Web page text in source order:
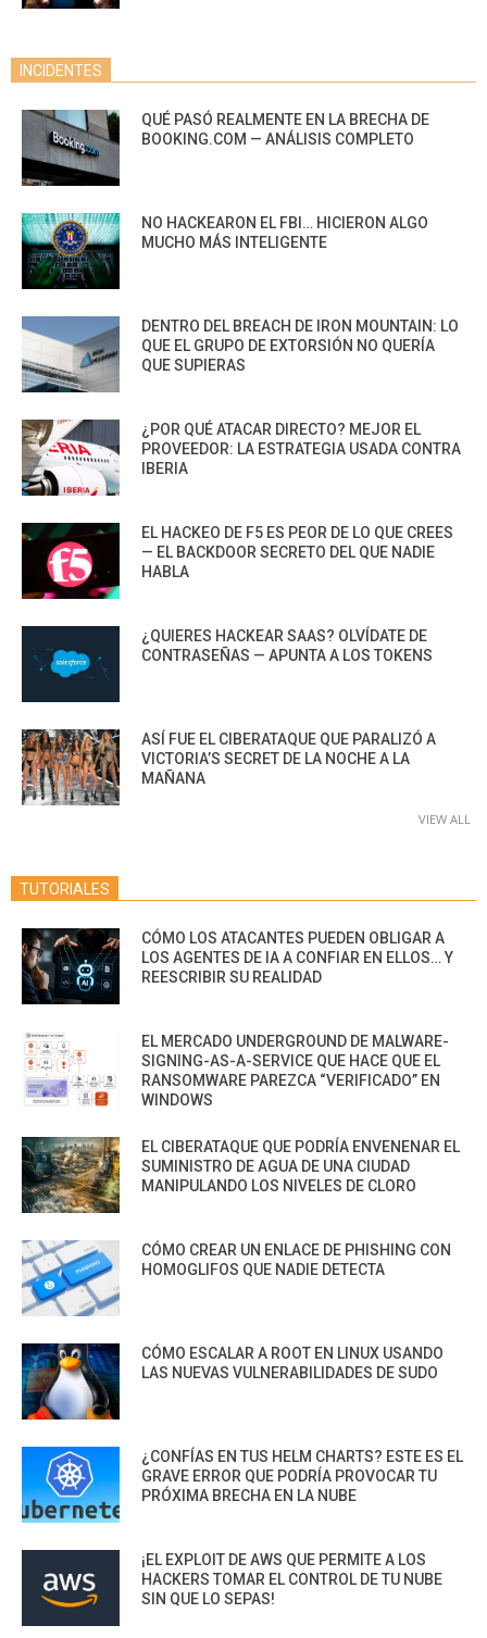
INCIDENTES
QUÉ PASÓ REALMENTE EN LA BRECHA DE
BOOKING.COM — ANÁLISIS COMPLETO
NO HACKEARON EL FBI… HICIERON ALGO
MUCHO MÁS INTELIGENTE
DENTRO DEL BREACH DE IRON MOUNTAIN: LO
QUE EL GRUPO DE EXTORSIÓN NO QUERÍA
QUE SUPIERAS
¿POR QUÉ ATACAR DIRECTO? MEJOR EL
PROVEEDOR: LA ESTRATEGIA USADA CONTRA
IBERIA
EL HACKEO DE F5 ES PEOR DE LO QUE CREES
— EL BACKDOOR SECRETO DEL QUE NADIE
HABLA
¿QUIERES HACKEAR SAAS? OLVÍDATE DE
CONTRASEÑAS — APUNTA A LOS TOKENS
ASÍ FUE EL CIBERATAQUE QUE PARALIZÓ A
VICTORIA’S SECRET DE LA NOCHE A LA
MAÑANA
VIEW ALL
TUTORIALES
CÓMO LOS ATACANTES PUEDEN OBLIGAR A
LOS AGENTES DE IA A CONFIAR EN ELLOS… Y
REESCRIBIR SU REALIDAD
EL MERCADO UNDERGROUND DE MALWARE-
SIGNING-AS-A-SERVICE QUE HACE QUE EL
RANSOMWARE PAREZCA “VERIFICADO” EN
WINDOWS
EL CIBERATAQUE QUE PODRÍA ENVENENAR EL
SUMINISTRO DE AGUA DE UNA CIUDAD
MANIPULANDO LOS NIVELES DE CLORO
CÓMO CREAR UN ENLACE DE PHISHING CON
HOMOGLIFOS QUE NADIE DETECTA
CÓMO ESCALAR A ROOT EN LINUX USANDO
LAS NUEVAS VULNERABILIDADES DE SUDO
¿CONFÍAS EN TUS HELM CHARTS? ESTE ES EL
GRAVE ERROR QUE PODRÍA PROVOCAR TU
PRÓXIMA BRECHA EN LA NUBE
¡EL EXPLOIT DE AWS QUE PERMITE A LOS
HACKERS TOMAR EL CONTROL DE TU NUBE
SIN QUE LO SEPAS!